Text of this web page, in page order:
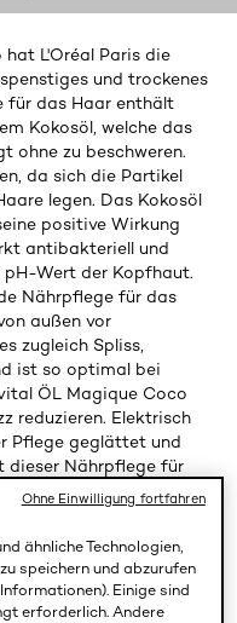
L'Oréal Paris die
und trockenes
für das Haar enthält
Kokosöl, welche das
ohne zu beschweren.
da sich die Partikel
legen. Das Kokosöl
positive Wirkung
antibakteriell und
Wert der Kopfhaut.
Nährpflege für das
außen vor
zugleich Spliss,
ist so optimal bei
ÖL Magique Coco
reduzieren. Elektrisch
Pflege geglättet und
dieser Nährpflege für
bleibt dauerhaft
für eine
der Haarwäsche vor
größerer Menge als
vor der Haarwäsche
Das Ergebnis
ähnliche Technologien,
speichern und abzurufen
Einige sind
erforderlich. Andere
Ohne Einwilligung fortfahren